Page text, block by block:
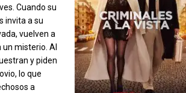
Cuando su
invita a su
vuelven a
misterio. Al
y piden
lo que
a